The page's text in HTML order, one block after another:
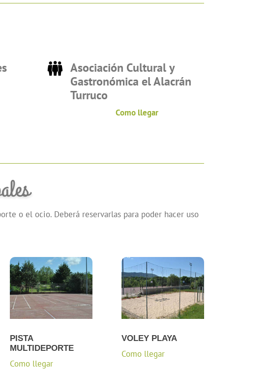
Asociación Cultural y
Gastronómica el Alacrán
Turruco
Como llegar
o el ocio. Deberá reservarlas para poder hacer uso
PISTA
MULTIDEPORTE
Como llegar
VOLEY PLAYA
Como llegar